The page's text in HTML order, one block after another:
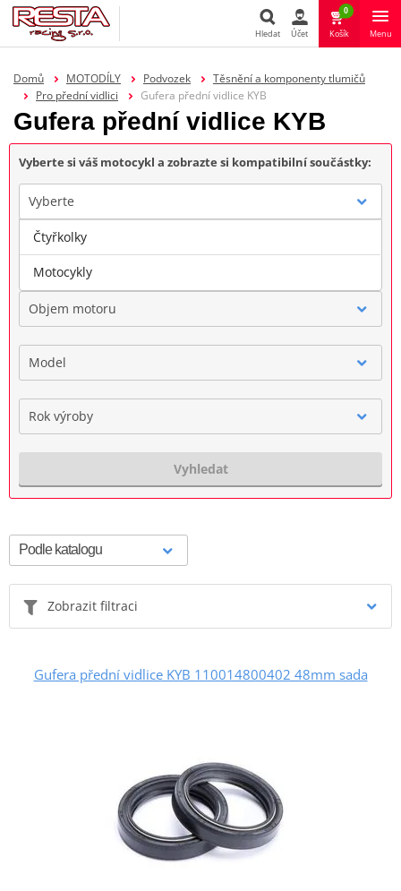
Hledat
Hledat Účet
0
Košík Menu
Domů MOTODÍLY Podvozek
Těsnění a komponenty tlumičů
Pro přední vidlici
Gufera přední vidlice KYB
Gufera přední vidlice KYB
Vyberte si váš motocykl a zobrazte si kompatibilní součástky:
Vyberte
Značka
Objem motoru
Model
Rok výroby
Vyhledat
Zobrazit filtraci
Gufera přední vidlice KYB 110014800402 48mm sada
Čtyřkolky
Motocykly